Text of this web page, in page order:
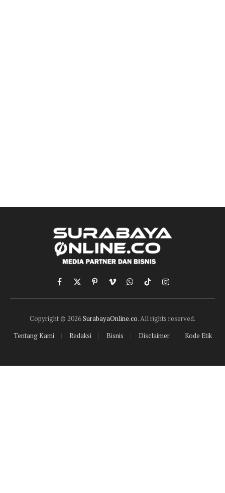
Facebook
X
(Twitter)
PinterestVimeoWhatsApp
TikTokInstagram
Copyright © 2026SurabayaOnline.co. All rights reserved.
Tentang Kami
Redaksi Bisnis Disclaimer Kode Etik